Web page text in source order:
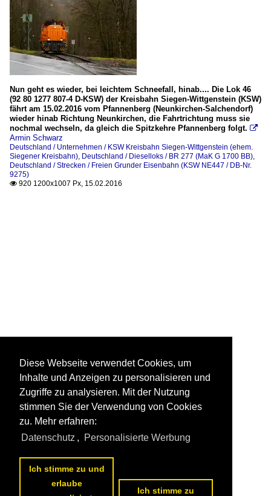
Nun geht es wieder, bei leichtem Schneefall, hinab.... Die Lok 46
(92 80 1277 807-4 D-KSW) der Kreisbahn Siegen-Wittgenstein (KSW)
fährt am 15.02.2016 vom Pfannenberg (Neunkirchen-Salchendorf)
wieder hinab Richtung Neunkirchen, die Fahrtrichtung muss sie
nochmal wechseln, da gleich die Spitzkehre Pfannenberg folgt. 
Armin Schwarz
Deutschland / Unternehmen / KSW Kreisbahn Siegen-Wittgenstein (ehem.
Siegener Kreisbahn) Deutschland / Dieselloks / BR 277 (MaK G 1700 BB)
Deutschland / Strecken / Freien Grunder Eisenbahn (KSW NE447 / DB-Nr.
9275)
 920 1200x1007 Px, 15.02.2016
Diese Webseite verwendet Cookies, um
Inhalte und Anzeigen zu personalisieren und
Zugriffe zu analysieren. Mit der Nutzung
stimmen Sie der Verwendung von Cookies
zu. Mehr erfahren:
Datenschutz , Personalisierte Werbung
Ich stimme zu und
erlaube
Ich stimme zu